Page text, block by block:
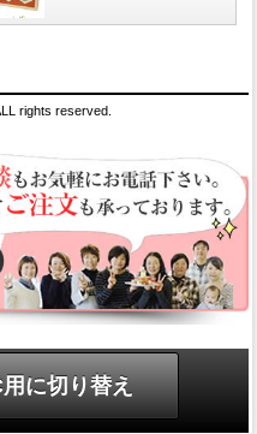
rights reserved.
に切り替え